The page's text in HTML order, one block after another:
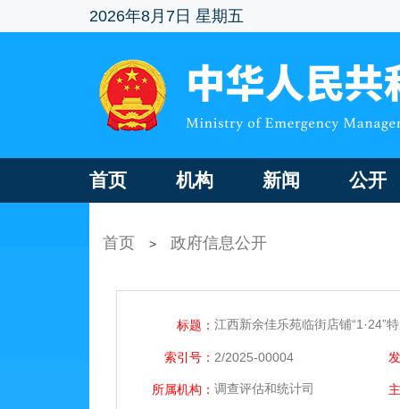
2026年8月7日 星期五
首页 机构 新闻 公开
首页 > 政府信息公开
标题： 江西新余佳乐苑临街店铺“1·24”
索引号： 2/2025-00004
所属机构： 调查评估和统计司